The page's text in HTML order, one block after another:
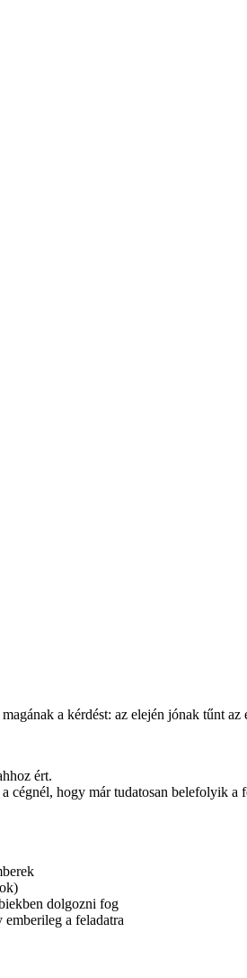
a kérdést: az elején jónak tűnt
ért.
cégnél, hogy már tudatosan belefolyik
dolgozni fog
a feladatra